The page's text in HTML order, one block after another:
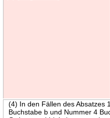
(4) In den Fällen des Absatzes
Buchstabe b und Nummer 4